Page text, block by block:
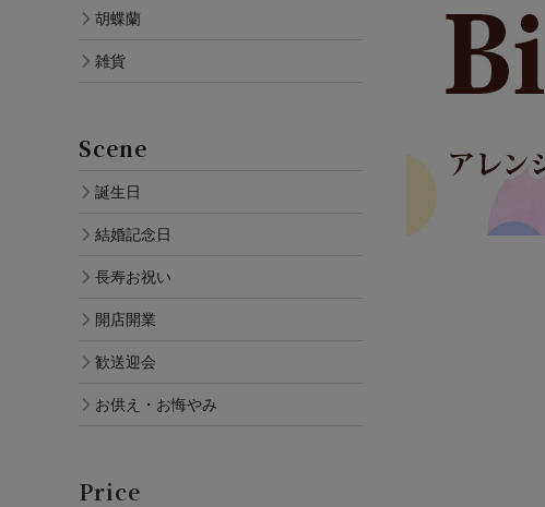
胡蝶蘭
雑貨
Scene
誕生日
結婚記念日
長寿お祝い
開店開業
歓送迎会
お供え・お悔やみ
Price